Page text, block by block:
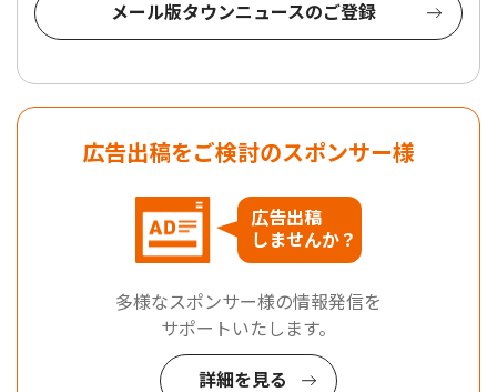
メール版タウンニュースのご登録
広告出稿をご検討のスポンサー様
広告出稿
しませんか？
多様なスポンサー様の情報発信を
サポートいたします。
詳細を見る